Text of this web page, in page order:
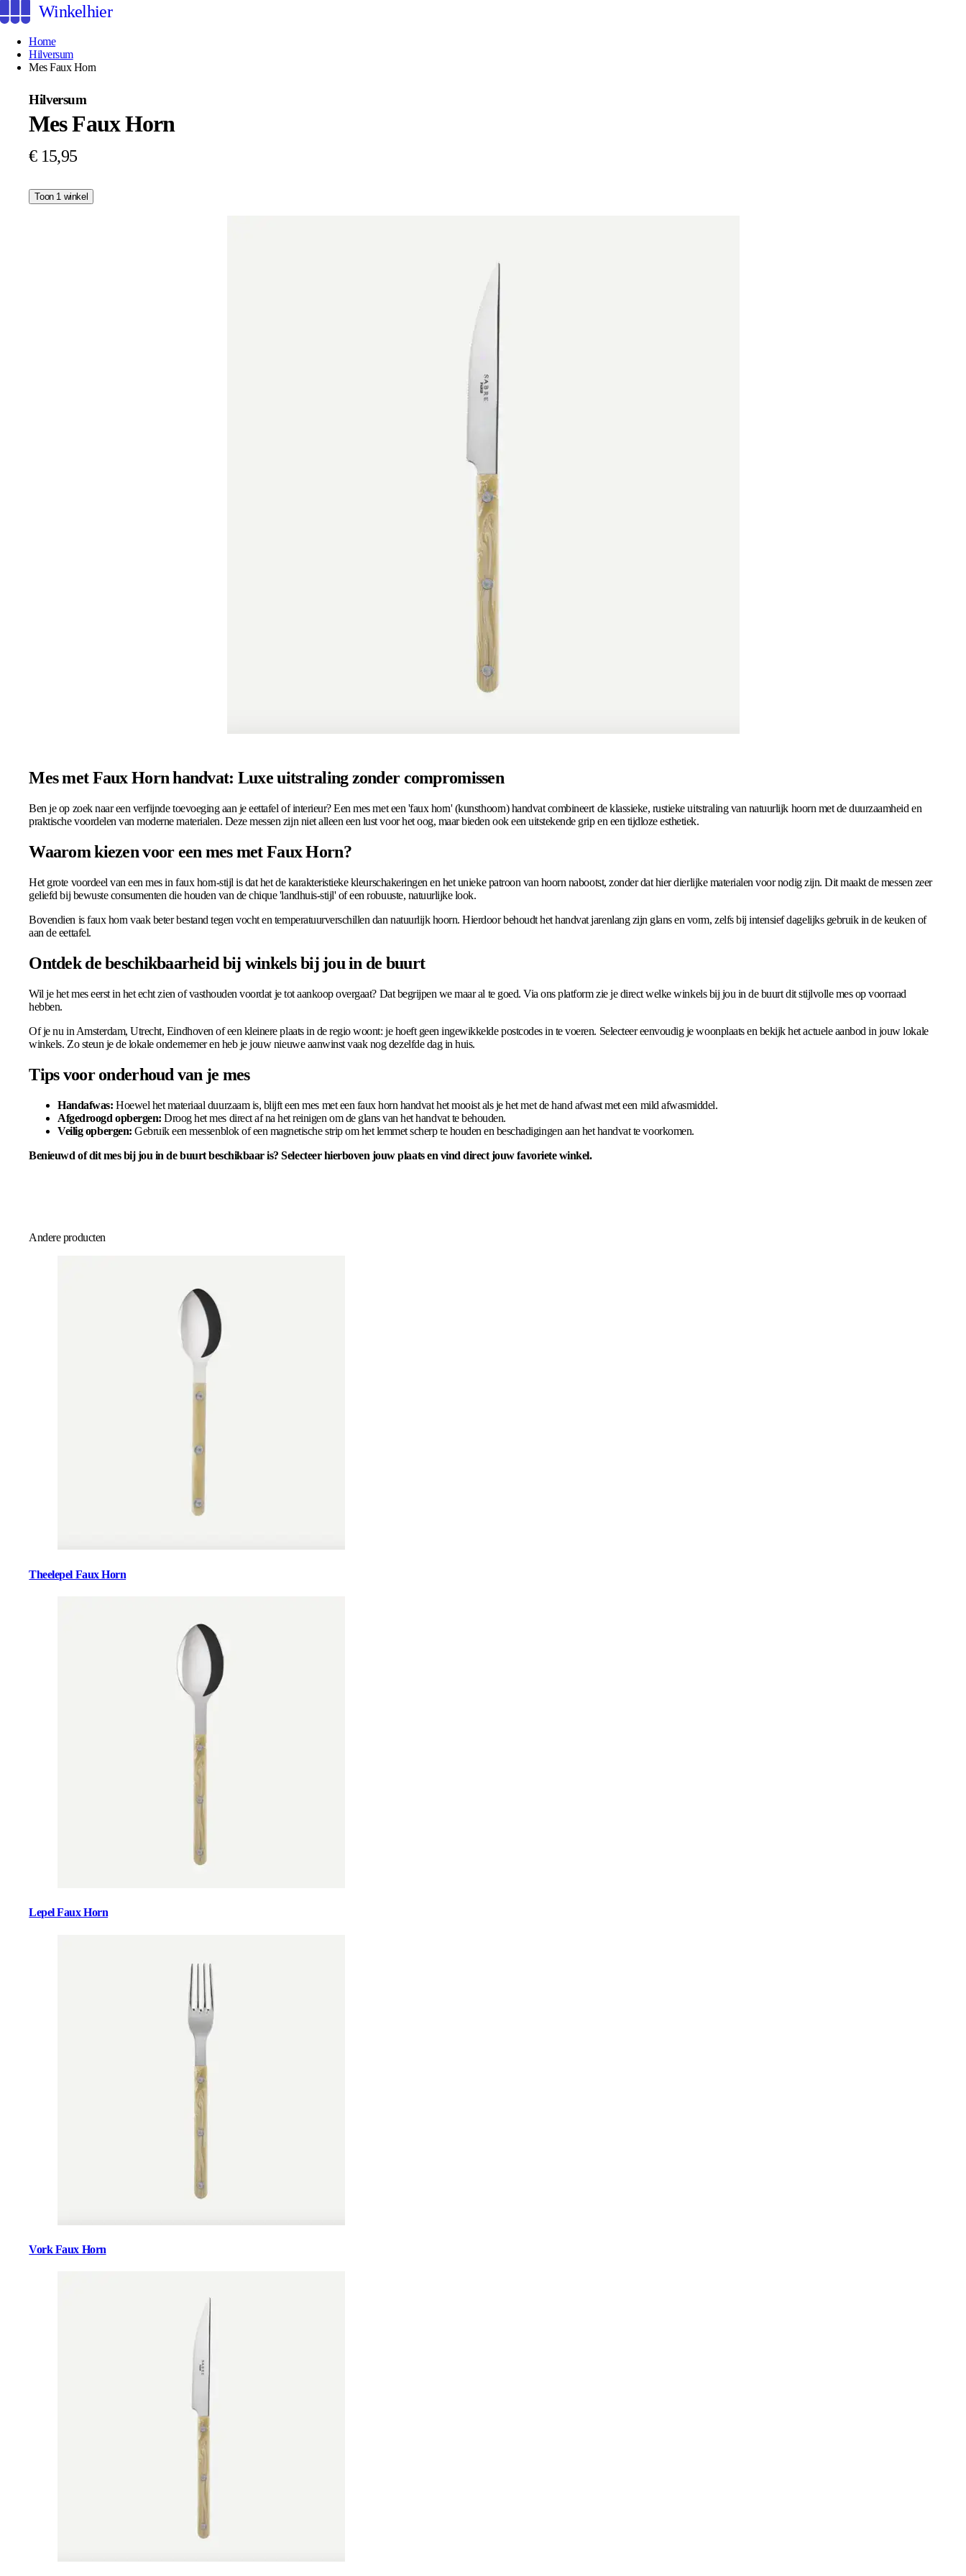
Winkelhier
Home
Hilversum
Mes Faux Horn
Hilversum
Mes Faux Horn
€ 15,95
Toon 1 winkel
Mes met Faux Horn handvat: Luxe uitstraling zonder compromissen
Ben je op zoek naar een verfijnde toevoeging aan je eettafel of interieur? Een mes met een 'faux horn' (kunsthoorn) handvat combineert de klassieke, rustieke uitstraling van natuurlijk hoorn met de duurzaamheid en
praktische voordelen van moderne materialen. Deze messen zijn niet alleen een lust voor het oog, maar bieden ook een uitstekende grip en een tijdloze esthetiek.
Waarom kiezen voor een mes met Faux Horn?
Het grote voordeel van een mes in faux horn-stijl is dat het de karakteristieke kleurschakeringen en het unieke patroon van hoorn nabootst, zonder dat hier dierlijke materialen voor nodig zijn. Dit maakt de messen zeer
geliefd bij bewuste consumenten die houden van de chique 'landhuis-stijl' of een robuuste, natuurlijke look.
Bovendien is faux horn vaak beter bestand tegen vocht en temperatuurverschillen dan natuurlijk hoorn. Hierdoor behoudt het handvat jarenlang zijn glans en vorm, zelfs bij intensief dagelijks gebruik in de keuken of
aan de eettafel.
Ontdek de beschikbaarheid bij winkels bij jou in de buurt
Wil je het mes eerst in het echt zien of vasthouden voordat je tot aankoop overgaat? Dat begrijpen we maar al te goed. Via ons platform zie je direct welke winkels bij jou in de buurt dit stijlvolle mes op voorraad
hebben.
Of je nu in Amsterdam, Utrecht, Eindhoven of een kleinere plaats in de regio woont: je hoeft geen ingewikkelde postcodes in te voeren. Selecteer eenvoudig je woonplaats en bekijk het actuele aanbod in jouw lokale
winkels. Zo steun je de lokale ondernemer en heb je jouw nieuwe aanwinst vaak nog dezelfde dag in huis.
Tips voor onderhoud van je mes
Handafwas: Hoewel het materiaal duurzaam is, blijft een mes met een faux horn handvat het mooist als je het met de hand afwast met een mild afwasmiddel.
Afgedroogd opbergen: Droog het mes direct af na het reinigen om de glans van het handvat te behouden.
Veilig opbergen: Gebruik een messenblok of een magnetische strip om het lemmet scherp te houden en beschadigingen aan het handvat te voorkomen.
Benieuwd of dit mes bij jou in de buurt beschikbaar is? Selecteer hierboven jouw plaats en vind direct jouw favoriete winkel.
Andere producten
Theelepel Faux Horn
Lepel Faux Horn
Vork Faux Horn